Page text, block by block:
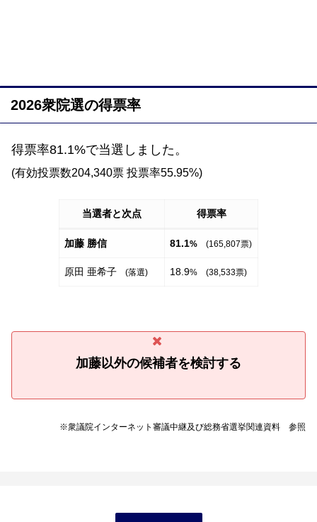
2026衆院選の得票率
得票率81.1%で当選しました。
(有効投票数204,340票 投票率55.95%)
当選者と次点 得票率
加藤 勝信 81.1% (165,807票)
原田 亜希子 (落選) 18.9% (38,533票)
加藤以外の候補者を検討する
※衆議院インターネット審議中継及び総務省選挙関連資料 参照